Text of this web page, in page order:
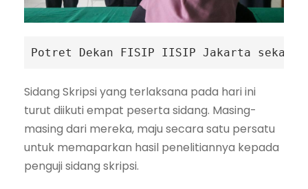
Potret Dekan FISIP IISIP Jakarta
Sidang Skripsi yang terlaksana pada hari ini
turut diikuti empat peserta sidang. Masing-
masing dari mereka, maju secara satu persatu
untuk memaparkan hasil penelitiannya kepada
penguji sidang skripsi.